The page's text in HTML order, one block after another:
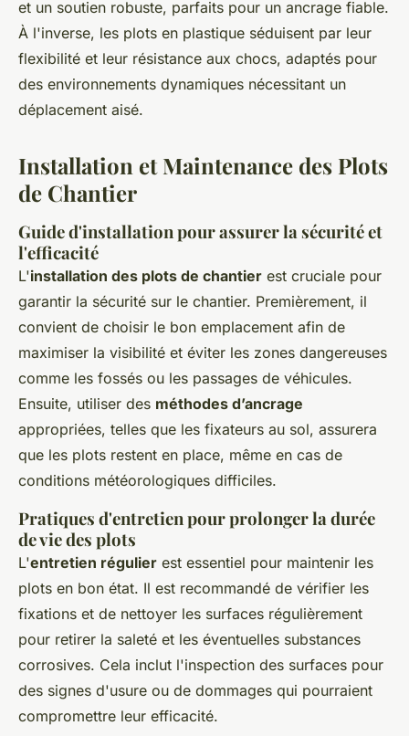
et un soutien robuste, parfaits pour un ancrage fiable.
À l'inverse, les plots en plastique séduisent par leur
flexibilité et leur résistance aux chocs, adaptés pour
des environnements dynamiques nécessitant un
déplacement aisé.
Installation et Maintenance des Plots
de Chantier
Guide d'installation pour assurer la sécurité et
l'efficacité
L'installation des plots de chantier est cruciale pour
garantir la sécurité sur le chantier. Premièrement, il
convient de choisir le bon emplacement afin de
maximiser la visibilité et éviter les zones dangereuses
comme les fossés ou les passages de véhicules.
Ensuite, utiliser des méthodes d’ancrage
appropriées, telles que les fixateurs au sol, assurera
que les plots restent en place, même en cas de
conditions météorologiques difficiles.
Pratiques d'entretien pour prolonger la durée
de vie des plots
L'entretien régulier est essentiel pour maintenir les
plots en bon état. Il est recommandé de vérifier les
fixations et de nettoyer les surfaces régulièrement
pour retirer la saleté et les éventuelles substances
corrosives. Cela inclut l'inspection des surfaces pour
des signes d'usure ou de dommages qui pourraient
compromettre leur efficacité.